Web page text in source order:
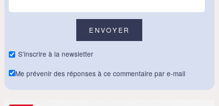
S'inscrire à la newsletter
Me prévenir des réponses à ce commentaire par e-mail